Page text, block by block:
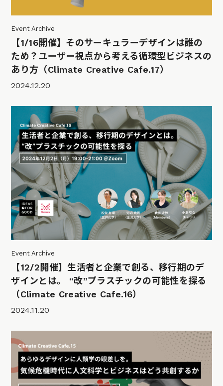
Event Archive
【1/16開催】そのサーキュラーデザインは誰の
ため？ユーザー視点から考える循環型ビジネスの
あり方（Climate Creative Cafe.17）
2024.12.20
Event Archive
【12/2開催】生活者と企業で創る、移行期のデ
ザインとは。 “改”プラスチックの可能性を探る
（Climate Creative Cafe.16）
2024.11.20